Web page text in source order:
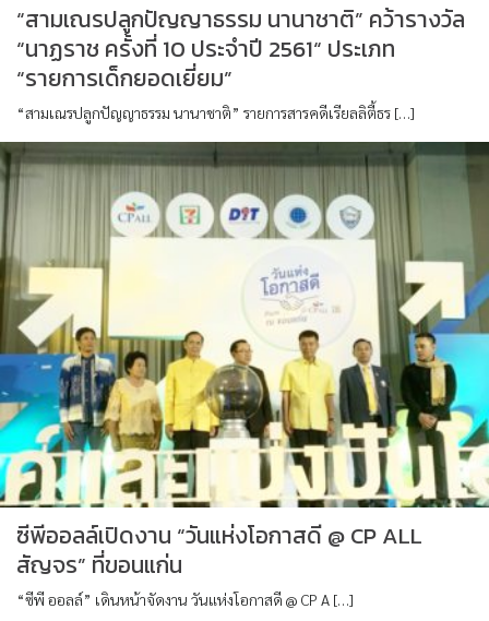
“สามเณรปลูกปัญญาธรรม นานาชาติ” คว้ารางวัล
“นาฏราช ครั้งที่ 10 ประจำปี 2561“ ประเภท
“รายการเด็กยอดเยี่ยม”
“สามเณรปลูกปัญญาธรรม นานาชาติ” รายการสารคดีเรียลลิตี้ธร […]
ซีพีออลล์เปิดงาน “วันแห่งโอกาสดี @ CP ALL
สัญจร” ที่ขอนแก่น
“ซีพี ออลล์” เดินหน้าจัดงาน วันแห่งโอกาสดี @ CP A […]